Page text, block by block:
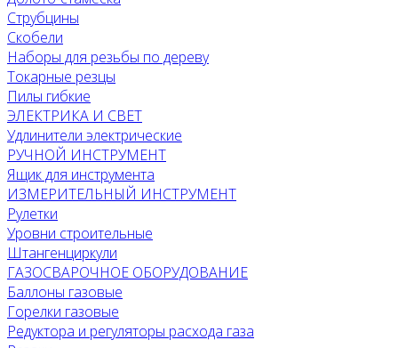
Струбцины
Скобели
Наборы для резьбы по дереву
Токарные резцы
Пилы гибкие
ЭЛЕКТРИКА И СВЕТ
Удлинители электрические
РУЧНОЙ ИНСТРУМЕНТ
Ящик для инструмента
ИЗМЕРИТЕЛЬНЫЙ ИНСТРУМЕНТ
Рулетки
Уровни строительные
Штангенциркули
ГАЗОСВАРОЧНОЕ ОБОРУДОВАНИЕ
Баллоны газовые
Горелки газовые
Редуктора и регуляторы расхода газа